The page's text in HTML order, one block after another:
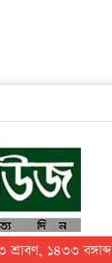
১৪৩৩ বঙ্গাব্দ